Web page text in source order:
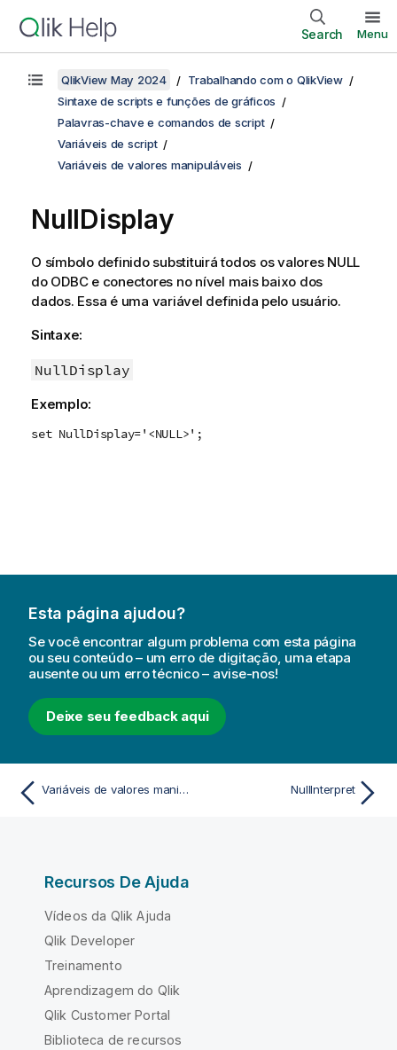
Search Menu
QlikView May 2024
Trabalhando com o QlikView
Sintaxe de scripts e funções de gráficos
Palavras-chave e comandos de script
Variáveis de script
Variáveis de valores manipuláveis
NullDisplay
O símbolo definido substituirá todos os valores NULL
do ODBCe conectores no nível mais baixo dos
dados. Essa é uma variável definida pelo usuário.
Sintaxe:
NullDisplay
Exemplo:
set NullDisplay='<NULL>';
Esta página ajudou?
Se você encontrar algum problema com esta página
ou seu conteúdo – um erro de digitação, uma etapa
ausente ou um erro técnico – avise-nos!
Deixe seu feedback aqui
Variáveis de valores manipuláveis NullInterpret
Recursos De Ajuda
Vídeos da Qlik Ajuda
Qlik Developer
Treinamento
Aprendizagem do Qlik
Qlik Customer Portal
Biblioteca de recursos